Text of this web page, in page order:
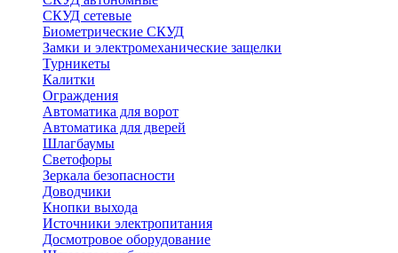
СКУД сетевые
Биометрические СКУД
Замки и электромеханические защелки
Турникеты
Калитки
Ограждения
Автоматика для ворот
Автоматика для дверей
Шлагбаумы
Светофоры
Зеркала безопасности
Доводчики
Кнопки выхода
Источники электропитания
Досмотровое оборудование